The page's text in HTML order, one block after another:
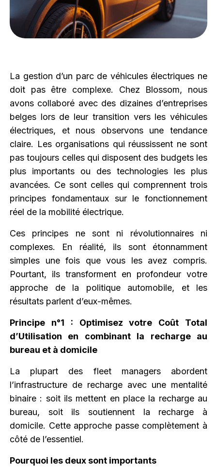
La gestion d’un parc de véhicules électriques ne
doit pas être complexe. Chez Blossom, nous
avons collaboré avec des dizaines d’entreprises
belges lors de leur transition vers les véhicules
électriques, et nous observons une tendance
claire. Les organisations qui réussissent ne sont
pas toujours celles qui disposent des budgets les
plus importants ou des technologies les plus
avancées. Ce sont celles qui comprennent trois
principes fondamentaux sur le fonctionnement
réel de la mobilité électrique.
Ces principes ne sont ni révolutionnaires ni
complexes. En réalité, ils sont étonnamment
simples une fois que vous les avez compris.
Pourtant, ils transforment en profondeur votre
approche de la politique automobile, et les
résultats parlent d’eux-mêmes.
Principe n°1 : Optimisez votre Coût Total
d’Utilisation en combinant la recharge au
bureau et à domicile
La plupart des fleet managers abordent
l’infrastructure de recharge avec une mentalité
binaire : soit ils mettent en place la recharge au
bureau, soit ils soutiennent la recharge à
domicile. Cette approche passe complètement à
côté de l’essentiel.
Pourquoi les deux sont importants